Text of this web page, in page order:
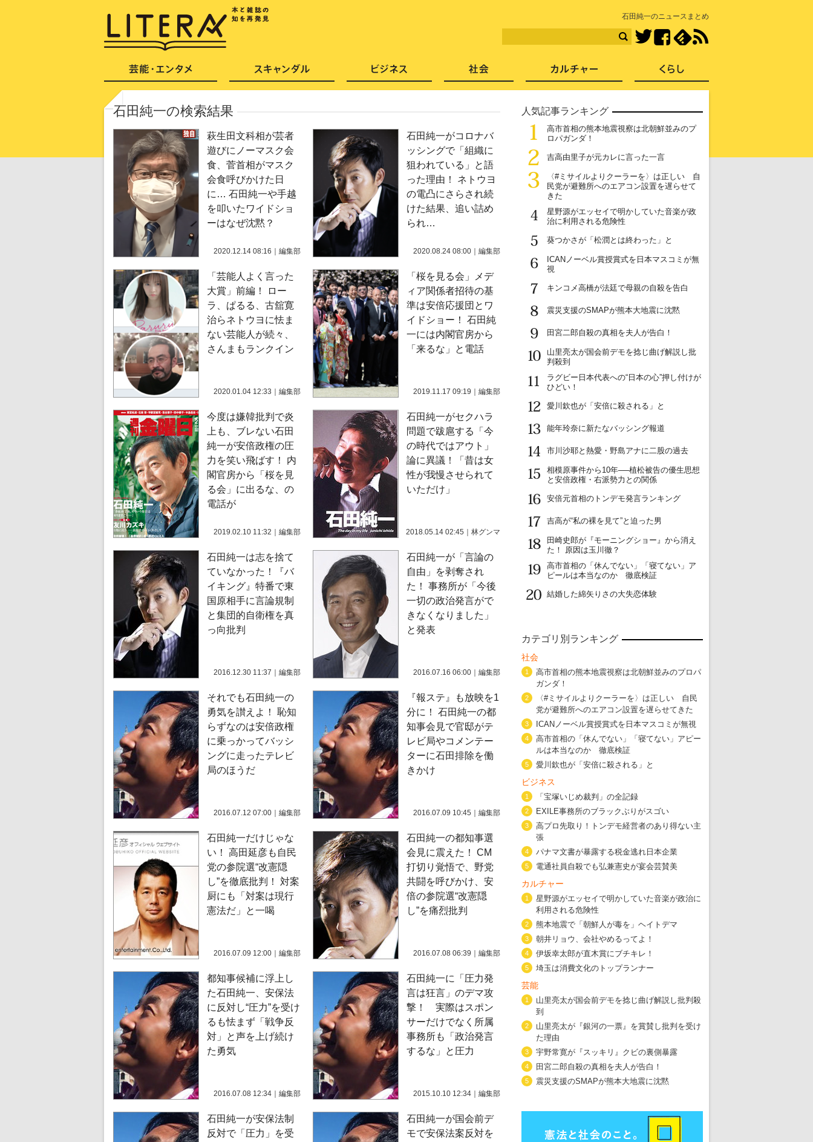
石田純一のニュースまとめ
TwitterFacebook
石田純一の検索結果
萩生田文科相が芸者
遊びにノーマスク会
食、菅首相がマスク
会食呼びかけた日
に… 石田純一や手越
を叩いたワイドショ
ーはなぜ沈黙？
2020.12.14 08:16 編集部
石田純一がコロナバ
ッシングで「組織に
狙われている」と語
った理由！ ネトウヨ
の電凸にさらされ続
けた結果、追い詰め
られ…
2020.08.24 08:00 編集部
「芸能人よく言った
大賞」前編！ ロー
ラ、ぱるる、古舘寛
治らネトウヨに怯ま
ない芸能人が続々、
さんまもランクイン
2020.01.04 12:33 編集部
「桜を見る会」メデ
ィア関係者招待の基
準は安倍応援団とワ
イドショー！ 石田純
一には内閣官房から
「来るな」と電話
2019.11.17 09:19 編集部
今度は嫌韓批判で炎
上も、ブレない石田
純一が安倍政権の圧
力を笑い飛ばす！ 内
閣官房から「桜を見
る会」に出るな、の
電話が
2019.02.10 11:32 編集部
石田純一がセクハラ
問題で跋扈する「今
の時代ではアウト」
論に異議！「昔は女
性が我慢させられて
いただけ」
2018.05.14 02:45 林グンマ
石田純一は志を捨て
ていなかった！『バ
イキング』特番で東
国原相手に言論規制
と集団的自衛権を真
っ向批判
2016.12.30 11:37 編集部
石田純一が「言論の
自由」を剥奪され
た！ 事務所が「今後
一切の政治発言がで
きなくなりました」
と発表
2016.07.16 06:00 編集部
それでも石田純一の
勇気を讃えよ！ 恥知
らずなのは安倍政権
に乗っかってバッシ
ングに走ったテレビ
局のほうだ
2016.07.12 07:00 編集部
『報ステ』も放映を1
分に！ 石田純一の都
知事会見で官邸がテ
レビ局やコメンテー
ターに石田排除を働
きかけ
2016.07.09 10:45 編集部
石田純一だけじゃな
い！ 高田延彦も自民
党の参院選“改憲隠
し”を徹底批判！ 対案
厨にも「対案は現行
憲法だ」と一喝
2016.07.09 12:00 編集部
石田純一の都知事選
会見に震えた！ CM
打切り覚悟で、野党
共闘を呼びかけ、安
倍の参院選“改憲隠
し”を痛烈批判
2016.07.08 06:39 編集部
都知事候補に浮上し
た石田純一、安保法
に反対し“圧力”を受け
るも怯まず「戦争反
対」と声を上げ続け
た勇気
2016.07.08 12:34 編集部
石田純一に「圧力発
言は狂言」のデマ攻
撃！ 実際はスポン
サーだけでなく所属
事務所も「政治発言
するな」と圧力
2015.10.10 12:34 編集部
石田純一が安保法制
反対で「圧力」を受
石田純一が国会前デ
モで安保法案反対を
人気記事ランキング
1
高市首相の熊本地震視察は北朝鮮並みのプ
ロパガンダ！
2
吉高由里子が元カレに言った一言
3
〈#ミサイルよりクーラーを〉は正しい 自
民党が避難所へのエアコン設置を遅らせて
きた
4
星野源がエッセイで明かしていた音楽が政
治に利用される危険性
5
葵つかさが「松潤とは終わった」と
6
ICANノーベル賞授賞式を日本マスコミが無
視
7
キンコメ高橋が法廷で母親の自殺を告白
8
震災支援のSMAPが熊本大地震に沈黙
9
田宮二郎自殺の真相を夫人が告白！
10
山里亮太が国会前デモを捻じ曲げ解説し批
判殺到
11
ラグビー日本代表への“日本の心”押し付けが
ひどい！
12
愛川欽也が「安倍に殺される」と
13
能年玲奈に新たなバッシング報道
14
市川沙耶と熱愛・野島アナに二股の過去
15
相模原事件から10年──植松被告の優生思想
と安倍政権・右派勢力との関係
16
安倍元首相のトンデモ発言ランキング
17
吉高が“私の裸を見て”と迫った男
18
田崎史郎が『モーニングショー』から消え
た！ 原因は玉川徹？
19
高市首相の「休んでない」「寝てない」ア
ピールは本当なのか 徹底検証
20
結婚した綿矢りさの大失恋体験
カテゴリ別ランキング
社会
1
高市首相の熊本地震視察は北朝鮮並みのプロパ
ガンダ！
2
〈#ミサイルよりクーラーを〉は正しい 自民
党が避難所へのエアコン設置を遅らせてきた
3 ICANノーベル賞授賞式を日本マスコミが無視
4
高市首相の「休んでない」「寝てない」アピー
ルは本当なのか 徹底検証
5 愛川欽也が「安倍に殺される」と
ビジネス
1 「宝塚いじめ裁判」の全記録
2 EXILE事務所のブラックぶりがスゴい
3
高プロ先取り！トンデモ経営者のあり得ない主
張
4 パナマ文書が暴露する税金逃れ日本企業
5 電通社員自殺でも弘兼憲史が宴会芸賛美
カルチャー
1
星野源がエッセイで明かしていた音楽が政治に
利用される危険性
2 熊本地震で「朝鮮人が毒を」ヘイトデマ
3 朝井リョウ、会社やめるってよ！
4 伊坂幸太郎が直木賞にブチキレ！
5 埼玉は消費文化のトップランナー
芸能
1
山里亮太が国会前デモを捻じ曲げ解説し批判殺
到
2
山里亮太が『銀河の一票』を賞賛し批判を受け
た理由
3 宇野常寛が『スッキリ』クビの裏側暴露
4 田宮二郎自殺の真相を夫人が告白！
5 震災支援のSMAPが熊本大地震に沈黙
芸能・エンタメ スキャンダル 社会